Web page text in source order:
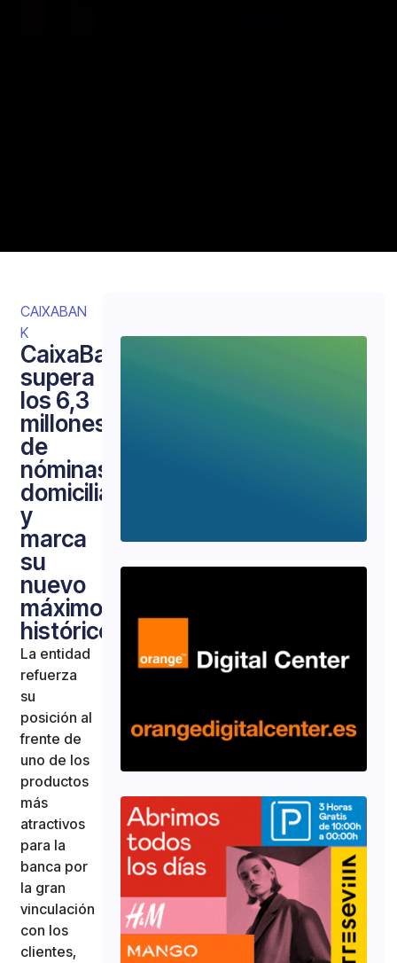
CAIXABAN
K
CaixaBank
supera
los 6,3
millones
de
nóminas
domiciliadas
y
marca
su
nuevo
máximo
histórico
La entidad
refuerza
su
posición al
frente de
uno de los
productos
más
atractivos
para la
banca por
la gran
vinculación
con los
clientes,